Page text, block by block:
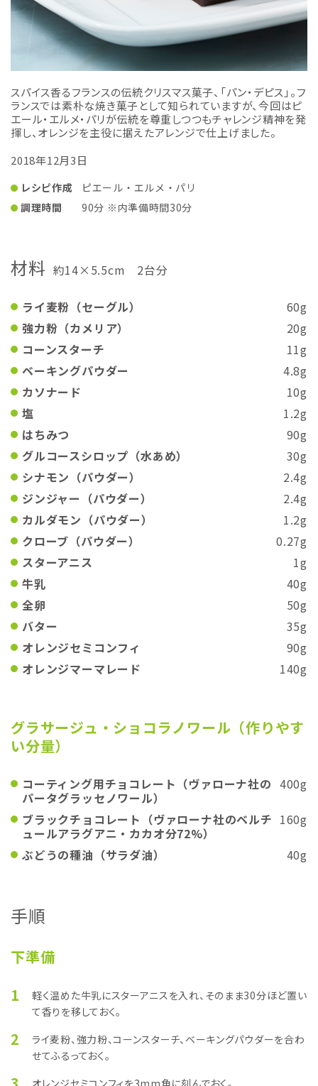
スパイス香るフランスの伝統クリスマス菓子、「パン・デピス」。フ
ランスでは素朴な焼き菓子として知られていますが、今回はピ
エール・エルメ・パリが伝統を尊重しつつもチャレンジ精神を発
揮し、オレンジを主役に据えたアレンジで仕上げました。
2018年12月3日
レシピ作成
ピエール・エルメ・パリ
調理時間
90分 ※内準備時間30分
材料 約14×5.5cm 2台分
ライ麦粉（セーグル）
60g
強力粉（カメリア）
20g
コーンスターチ
11g
ベーキングパウダー
4.8g
カソナード
10g
塩
1.2g
はちみつ
90g
グルコースシロップ（水あめ）
30g
シナモン（パウダー）
2.4g
ジンジャー（パウダー）
2.4g
カルダモン（パウダー）
1.2g
クローブ（パウダー）
0.27g
スターアニス
1g
牛乳
40g
全卵
50g
バター
35g
オレンジセミコンフィ
90g
オレンジマーマレード
140g
グラサージュ・ショコラノワール（作りやす
い分量）
コーティング用チョコレート（ヴァローナ社の
パータグラッセノワール）
400g
ブラックチョコレート（ヴァローナ社のベルチ
ュールアラグアニ・カカオ分72%）
160g
ぶどうの種油（サラダ油） 40g
手順
下準備
1
軽く温めた牛乳にスターアニスを入れ、そのまま30分ほど置い
て香りを移しておく。
2
ライ麦粉、強力粉、コーンスターチ、ベーキングパウダーを合わ
せてふるっておく。